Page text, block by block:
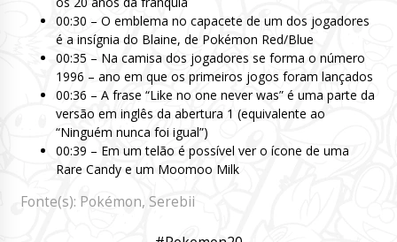
00:30 – O emblema no capacete de um dos jogadores
é a insígnia do Blaine, de Pokémon Red/Blue
00:35 – Na camisa dos jogadores se forma o número
1996 – ano em que os primeiros jogos foram lançados
00:36 – A frase “Like no one never was” é uma parte da
versão em inglês da abertura 1 (equivalente ao
“Ninguém nunca foi igual”)
00:39 – Em um telão é possível ver o ícone de uma
Rare Candy e um Moomoo Milk
Fonte(s): Pokémon, Serebii